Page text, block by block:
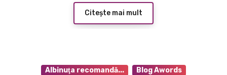
Citește mai mult
Albinuţa recomandă...
Blog Awords